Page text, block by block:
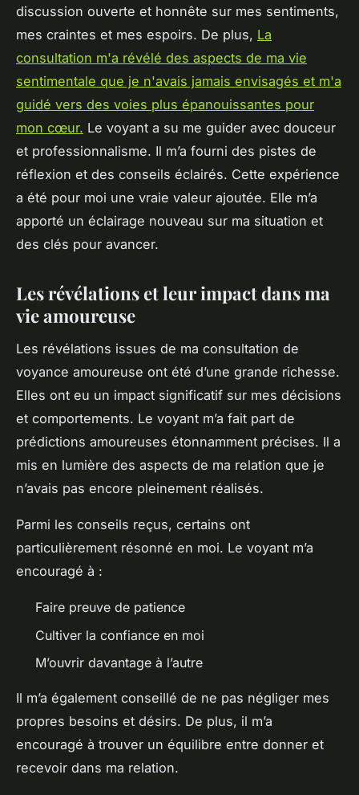
discussion ouverte et honnête sur mes sentiments,
mes craintes et mes espoirs. De plus, La
consultation m'a révélé des aspects de ma vie
sentimentale que je n'avais jamais envisagés et m'a
guidé vers des voies plus épanouissantes pour
mon cœur. Le voyant a su me guider avec douceur
et professionnalisme. Il m’a fourni des pistes de
réflexion et des conseils éclairés. Cette expérience
a été pour moi une vraie valeur ajoutée. Elle m’a
apporté un éclairage nouveau sur ma situation et
des clés pour avancer.
Les révélations et leur impact dans ma
vie amoureuse
Les révélations issues de ma consultation de
voyance amoureuse ont été d’une grande richesse.
Elles ont eu un impact significatif sur mes décisions
et comportements. Le voyant m’a fait part de
prédictions amoureuses étonnamment précises. Il a
mis en lumière des aspects de ma relation que je
n’avais pas encore pleinement réalisés.
Parmi les conseils reçus, certains ont
particulièrement résonné en moi. Le voyant m’a
encouragé à :
Faire preuve de patience
Cultiver la confiance en moi
M’ouvrir davantage à l’autre
Il m’a également conseillé de ne pas négliger mes
propres besoins et désirs. De plus, il m’a
encouragé à trouver un équilibre entre donner et
recevoir dans ma relation.